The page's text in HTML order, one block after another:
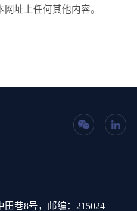
址上任何其他内容。
巷8号，邮编：215024